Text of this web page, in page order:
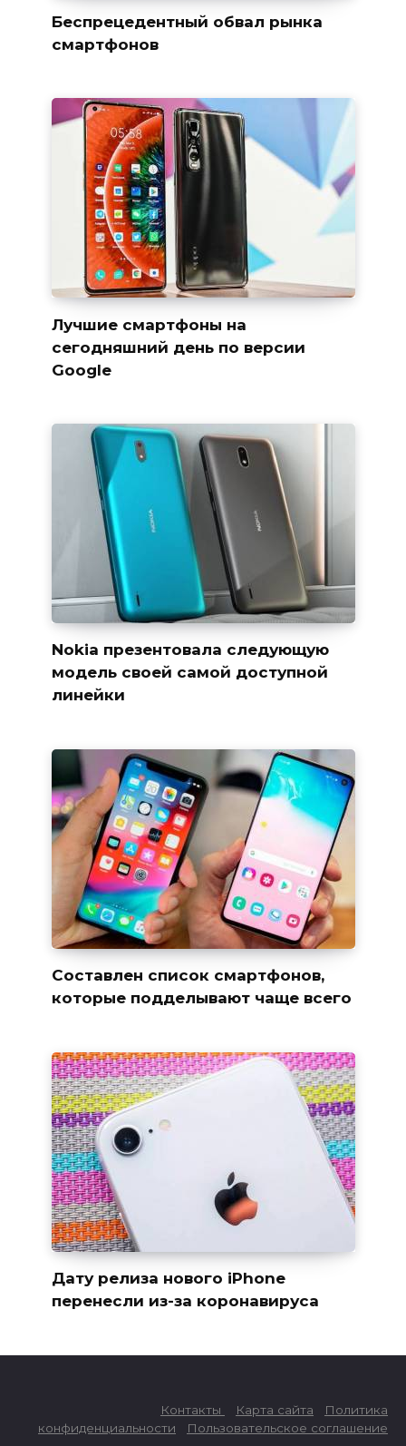
Беспрецедентный обвал рынка
смартфонов
Лучшие смартфоны на
сегодняшний день по версии
Google
Nokia презентовала следующую
модель своей самой доступной
линейки
Составлен список смартфонов,
которые подделывают чаще всего
Дату релиза нового iPhone
перенесли из-за коронавируса
Контакты Карта сайта
Политика
конфиденциальности
Пользовательское соглашение